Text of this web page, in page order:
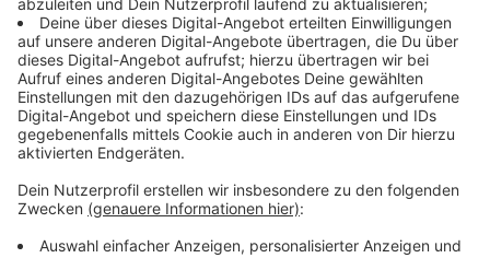
nicht bekannt.
Anzeige